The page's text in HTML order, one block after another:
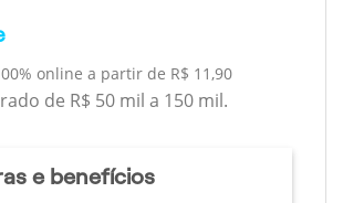
online a partir de R$ 11,90
de R$ 50 mil a 150 mil.
e benefícios